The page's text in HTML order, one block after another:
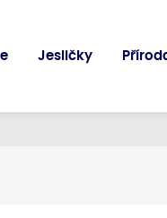
Jesličky